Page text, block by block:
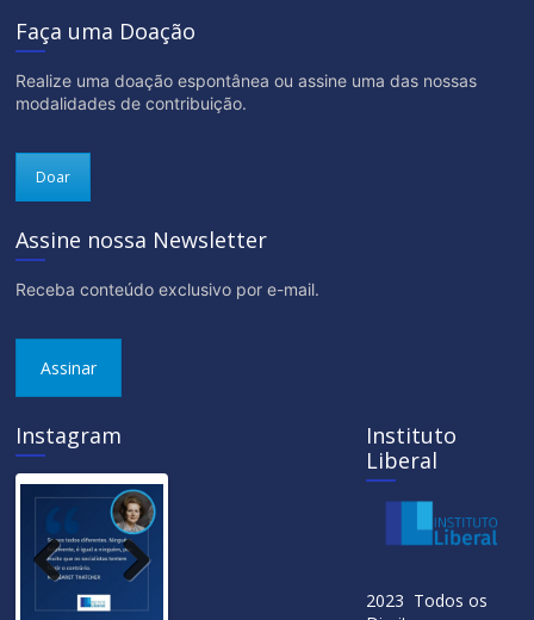
Faça uma Doação
Realize uma doação espontânea ou assine uma das nossas
modalidades de contribuição.
Doar
Assine nossa Newsletter
Receba conteúdo exclusivo por e-mail.
Assinar
Instagram
Instituto
Liberal
2023 Todos os